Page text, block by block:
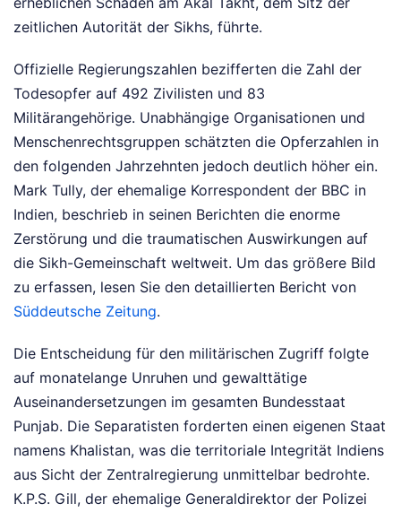
zeitlichen Autorität der Sikhs, führte.
Offizielle Regierungszahlen bezifferten die Zahl der
Todesopfer auf 492 Zivilisten und 83
Militärangehörige. Unabhängige Organisationen und
Menschenrechtsgruppen schätzten die Opferzahlen in
den folgenden Jahrzehnten jedoch deutlich höher ein.
Mark Tully, der ehemalige Korrespondent der BBC in
Indien, beschrieb in seinen Berichten die enorme
Zerstörung und die traumatischen Auswirkungen auf
die Sikh-Gemeinschaft weltweit. Um das größere Bild
zu erfassen, lesen Sie den detaillierten Bericht von
Süddeutsche Zeitung.
Die Entscheidung für den militärischen Zugriff folgte
auf monatelange Unruhen und gewalttätige
Auseinandersetzungen im gesamten Bundesstaat
Punjab. Die Separatisten forderten einen eigenen Staat
namens Khalistan, was die territoriale Integrität Indiens
aus Sicht der Zentralregierung unmittelbar bedrohte.
K.P.S. Gill, der ehemalige Generaldirektor der Polizei